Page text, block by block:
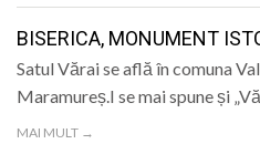
POLITIC
BISERICA, MONUMENT
Satul Vărai se află în comuna
Maramureș.I se mai spune și
MAI MULT →